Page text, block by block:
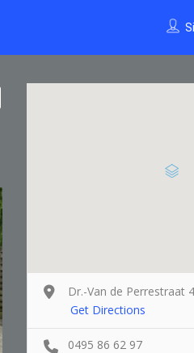
Dr.-Van de Perrestraat
Get Directions
0495 86 62 97